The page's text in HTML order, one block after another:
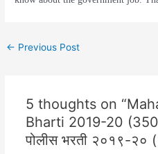
← Previous Post
5 thoughts on
Bharti 2019-20
पोलीस भरती २०१९-२०